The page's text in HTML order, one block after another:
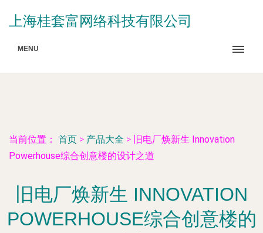
上海桂套富网络科技有限公司
MENU
当前位置： 首页 > 产品大全 > 旧电厂焕新生 Innovation
Powerhouse综合创意楼的设计之道
旧电厂焕新生 INNOVATION
POWERHOUSE综合创意楼的